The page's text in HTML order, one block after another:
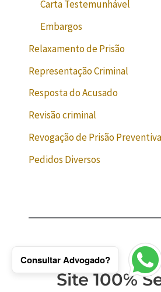
Carta Testemunhável
Embargos
Relaxamento de Prisão
Representação Criminal
Resposta do Acusado
Revisão criminal
Revogação de Prisão Preventiva
Pedidos Diversos
Site 100%
Consultar Advogado?